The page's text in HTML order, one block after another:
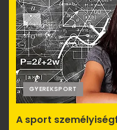
GYEREKSPORT
A sport